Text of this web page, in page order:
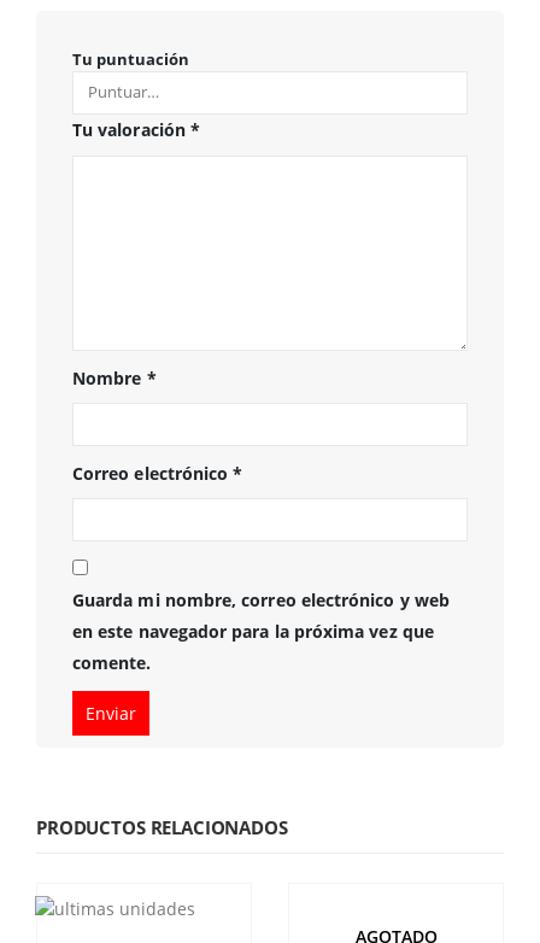
Tu puntuación
Tu valoración *
Nombre *
Correo electrónico*
Guarda mi nombre, correo electrónico y web
en este navegador para la próxima vez que
comente.
PRODUCTOS RELACIONADOS
AGOTADO